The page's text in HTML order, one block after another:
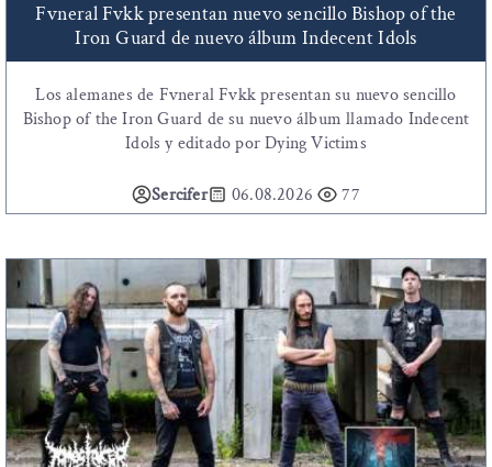
Fvneral Fvkk presentan nuevo sencillo Bishop of the
Iron Guard de nuevo álbum Indecent Idols
Los alemanes de Fvneral Fvkk presentan su nuevo sencillo
Bishop of the Iron Guard de su nuevo álbum llamado Indecent
Idols y editado por Dying Victims
Sercifer 06.08.2026 77